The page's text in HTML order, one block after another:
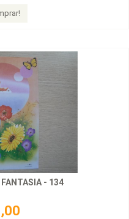
FANTASIA - 134